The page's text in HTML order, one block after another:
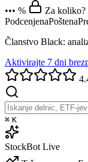
••• %
Za koliko?
PodcenjenaPoštena
Članstvo Black:
Aktivirajte 7 dni
⌘ K
StockBot Live